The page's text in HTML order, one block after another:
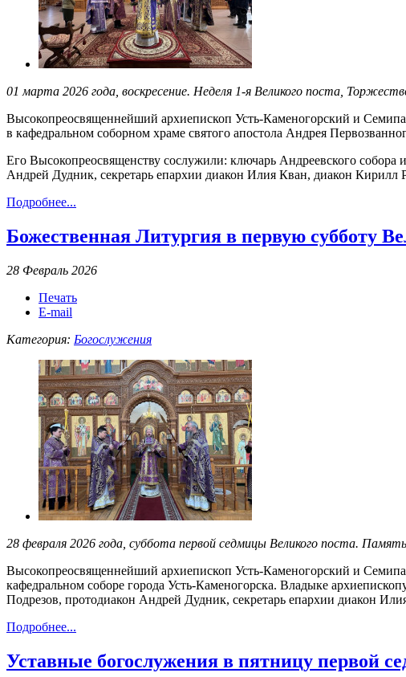
01 марта 2026 года, воскресение. Неделя 1-я Великого поста,
Высокопреосвященнейший архиепископ Усть-Каменогорский и
в кафедральном соборном храме святого апостола Андрея
Его Высокопреосвященству сослужили: ключарь Андреевского
Андрей Дудник, секретарь епархии диакон Илия Кван, диакон Кирилл
Подробнее...
Божественная Литургия в первую субботу
28 Февраль 2026
Печать
E-mail
Категория: Богослужения
28 февраля 2026 года, суббота первой седмицы Великого поста. Память
Высокопреосвященнейший архиепископ Усть-Каменогорский и
кафедральном соборе города Усть-Каменогорска. Владыке
Подрезов, протодиакон Андрей Дудник, секретарь епархии диакон
Подробнее...
Уставные богослужения в пятницу первой